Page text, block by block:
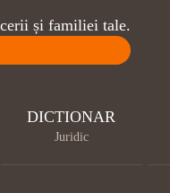
și familiei tale.
DICTIONAR
Juridic